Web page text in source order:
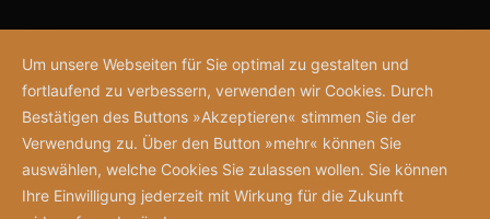
Um unsere Webseiten für Sie optimal zu gestalten und
fortlaufend zu verbessern, verwenden wir Cookies. Durch
Bestätigen des Buttons »Akzeptieren« stimmen Sie der
Verwendung zu. Über den Button »mehr« können Sie
auswählen, welche Cookies Sie zulassen wollen. Sie können
Ihre Einwilligung jederzeit mit Wirkung für die Zukunft